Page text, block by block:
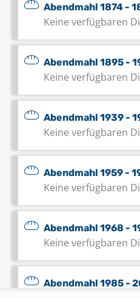
Abendmahl 1874 -
Keine verfügbaren
Abendmahl 1895 -
Keine verfügbaren
Abendmahl 1939 -
Keine verfügbaren
Abendmahl 1959 -
Keine verfügbaren
Abendmahl 1968 -
Keine verfügbaren
Abendmahl 1985 -